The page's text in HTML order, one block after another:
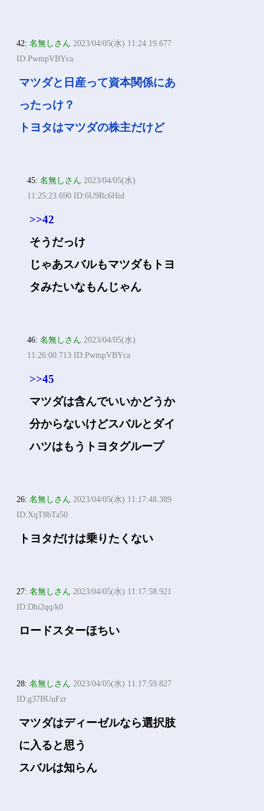
42:名無しさん 2023/04/05(水) 11:24:19.677
ID:PwmpVBYca
マツダと日産って資本関係にあ
ったっけ？
トヨタはマツダの株主だけど
45:名無しさん 2023/04/05(水)
11:25:23.690 ID:6U9Rc6Hid
>>42
そうだっけ
じゃあスバルもマツダもトヨ
タみたいなもんじゃん
46:名無しさん 2023/04/05(水)
11:26:00.713 ID:PwmpVBYca
>>45
マツダは含んでいいかどうか
分からないけどスバルとダイ
ハツはもうトヨタグループ
26:名無しさん 2023/04/05(水) 11:17:48.389
ID:XqT8bTa50
トヨタだけは乗りたくない
27:名無しさん 2023/04/05(水) 11:17:58.921
ID:Dhi2qq/k0
ロードスターほちい
28:名無しさん 2023/04/05(水) 11:17:59.827
ID:g37BUuFzr
マツダはディーゼルなら選択肢
に入ると思う
スバルは知らん